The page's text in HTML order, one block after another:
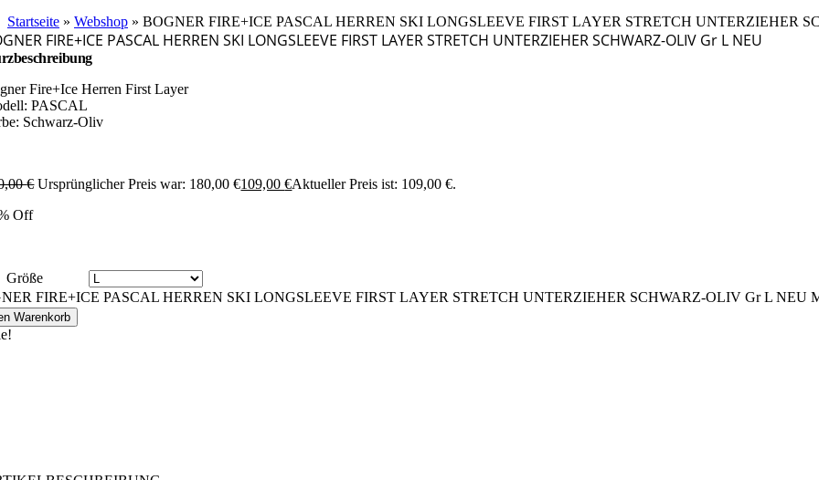
Startseite » Webshop » BOGNER FIRE+ICE PASCAL HERREN SKI LONGSLEEVE FIRST LAYER STRETCH UNTERZIEHER
FIRE+ICE PASCAL HERREN SKI LONGSLEEVE FIRST LAYER STRETCH UNTERZIEHER SCHWARZ-OLIV Gr L NEU
Fire+Ice Herren First Layer
PASCAL
Schwarz-Oliv
€ Ursprünglicher Preis war: 180,00 €109,00€Aktueller Preis ist: 109,00 €.
Off
Größe
FIRE+ICE PASCAL HERREN SKI LONGSLEEVE FIRST LAYER STRETCH UNTERZIEHER SCHWARZ-OLIV Gr L NEU
Warenkorb